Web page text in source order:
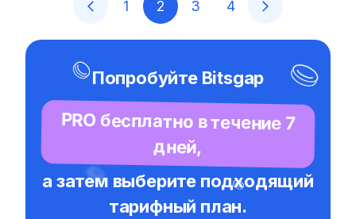
1 2 3 4
Попробуйте Bitsgap
PRO бесплатно в течение 7
дней,
а затем выберите подходящий
тарифный план.